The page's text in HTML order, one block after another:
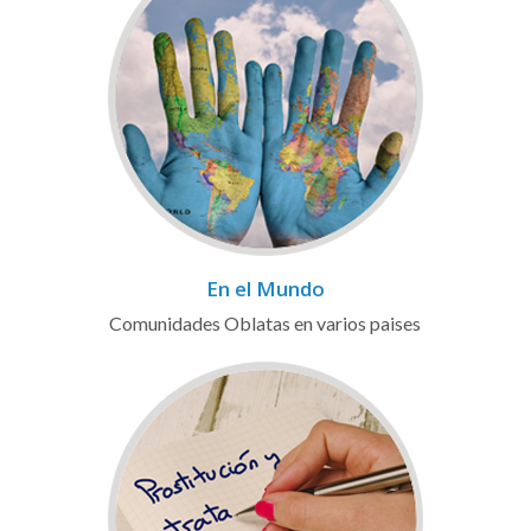
En el Mundo
Comunidades Oblatas en varios paises